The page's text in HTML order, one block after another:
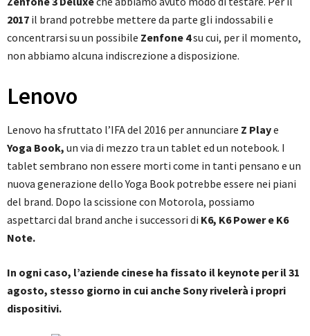
2017 il brand potrebbe mettere da parte gli indossabili e
concentrarsi su un possibile Zenfone 4su cui, per il momento,
non abbiamo alcuna indiscrezione a disposizione.
Lenovo
Lenovo ha sfruttato l’IFA del 2016 per annunciare Z Playe
Yoga Book, un via di mezzo tra un tablet ed un notebook. I
tablet sembrano non essere morti come in tanti pensano e un
nuova generazione dello Yoga Book potrebbe essere nei piani
del brand. Dopo la scissione con Motorola, possiamo
aspettarci dal brand anche i successori di K6, K6 Power e K6
Note.
In ogni caso, l’aziende cinese ha fissato il keynote per il 31
agosto, stesso giorno in cui anche Sony rivelerà i propri
dispositivi.